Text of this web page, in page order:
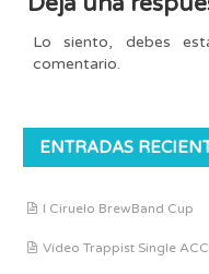
Lo siento, debes
comentario.
ENTRADAS
I Ciruelo BrewBand Cup
Vídeo Trappist Single